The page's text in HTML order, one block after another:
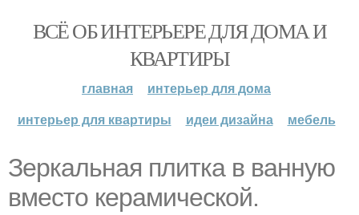
ВСЁ ОБ ИНТЕРЬЕРЕ ДЛЯ ДОМА И
КВАРТИРЫ
главная
интерьер для дома
интерьер для квартиры
идеи дизайна мебель
Зеркальная плитка в ванную
вместо керамической.